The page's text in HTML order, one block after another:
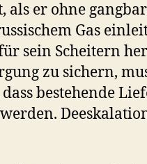
als er ohne
Gas
sein Scheitern
zu sichern,
bestehende